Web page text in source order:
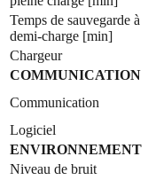
Temps de sauvegarde à
demi-charge [min]
Chargeur
COMMUNICATION
Communication
Logiciel
ENVIRONNEMENT
Niveau de bruit